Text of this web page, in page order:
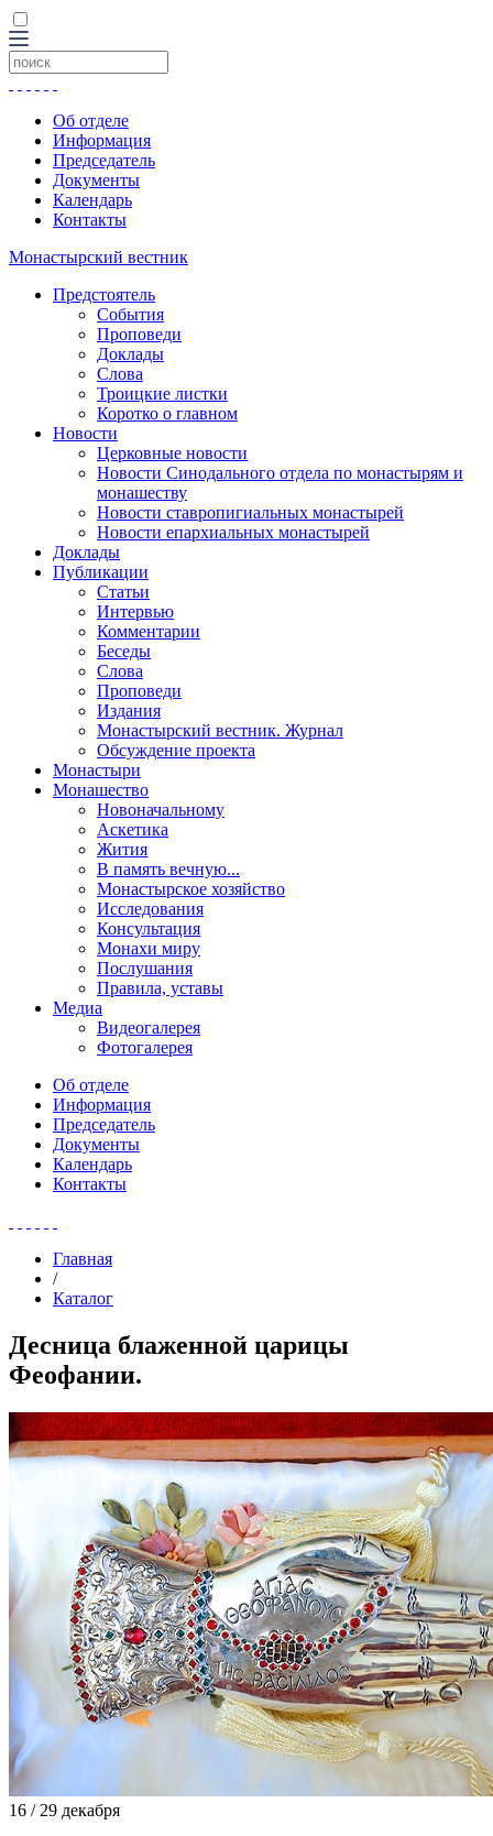
Об отделе
Информация
Председатель
Документы
Календарь
Контакты
Монастырский вестник
Предстоятель
События
Проповеди
Доклады
Слова
Троицкие листки
Коротко о главном
Новости
Церковные новости
Новости Синодального отдела по монастырям и
монашеству
Новости ставропигиальных монастырей
Новости епархиальных монастырей
Доклады
Публикации
Статьи
Интервью
Комментарии
Беседы
Слова
Проповеди
Издания
Монастырский вестник. Журнал
Обсуждение проекта
Монастыри
Монашество
Новоначальному
Аскетика
Жития
В память вечную...
Монастырское хозяйство
Исследования
Консультация
Монахи миру
Послушания
Правила, уставы
Медиа
Видеогалерея
Фотогалерея
Об отделе
Информация
Председатель
Документы
Календарь
Контакты
Главная
/
Каталог
Десница блаженной царицы
Феофании.
16 / 29 декабря